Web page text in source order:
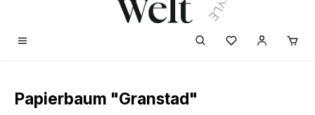
Du hast 0
Papierbaum "Granstad"